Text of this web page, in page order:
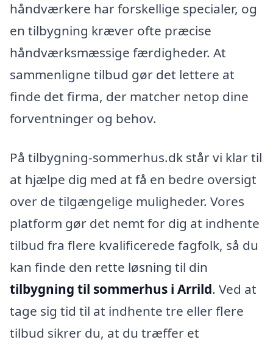
håndværkere har forskellige specialer, og
en tilbygning kræver ofte præcise
håndværksmæssige færdigheder. At
sammenligne tilbud gør det lettere at
finde det firma, der matcher netop dine
forventninger og behov.
På tilbygning-sommerhus.dk står vi klar til
at hjælpe dig med at få en bedre oversigt
over de tilgængelige muligheder. Vores
platform gør det nemt for dig at indhente
tilbud fra flere kvalificerede fagfolk, så du
kan finde den rette løsning til din
tilbygning til sommerhus i Arrild. Ved at
tage sig tid til at indhente tre eller flere
tilbud sikrer du, at du træffer et